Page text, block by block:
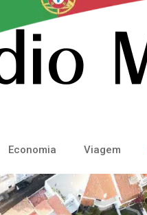
Economia Viagem